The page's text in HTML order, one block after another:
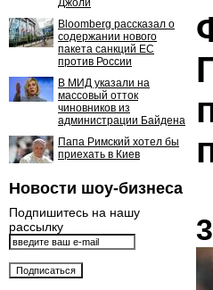
Джоли
Bloomberg рассказал о
содержании нового
пакета санкций ЕС
против России
В МИД указали на
массовый отток
чиновников из
администрации Байдена
Папа Римский хотел бы
приехать в Киев
Новости шоу-бизнеса
Подпишитесь на нашу
рассылку